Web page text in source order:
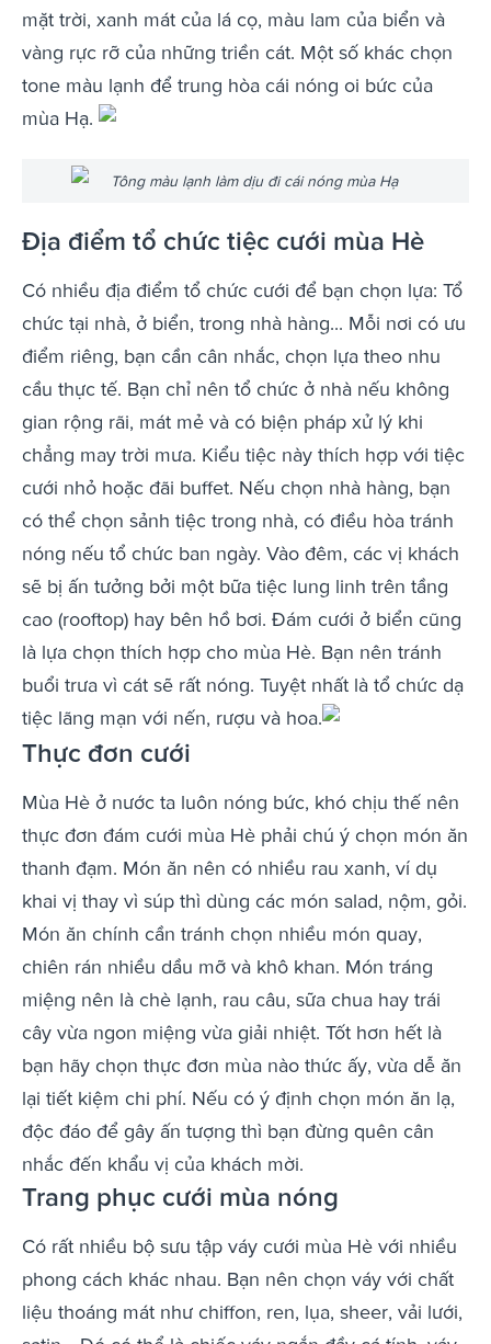
mặt trời, xanh mát của lá cọ, màu lam của biển và
vàng rực rỡ của những triền cát. Một số khác chọn
tone màu lạnh để trung hòa cái nóng oi bức của
mùa Hạ.
Tông màu lạnh làm dịu đi cái nóng mùa Hạ
Địa điểm tổ chức tiệc cưới mùa Hè
Có nhiều địa điểm tổ chức cưới để bạn chọn lựa: Tổ
chức tại nhà, ở biển, trong nhà hàng... Mỗi nơi có ưu
điểm riêng, bạn cần cân nhắc, chọn lựa theo nhu
cầu thực tế. Bạn chỉ nên tổ chức ở nhà nếu không
gian rộng rãi, mát mẻ và có biện pháp xử lý khi
chẳng may trời mưa. Kiểu tiệc này thích hợp với tiệc
cưới nhỏ hoặc đãi buffet. Nếu chọn nhà hàng, bạn
có thể chọn sảnh tiệc trong nhà, có điều hòa tránh
nóng nếu tổ chức ban ngày. Vào đêm, các vị khách
sẽ bị ấn tưởng bởi một bữa tiệc lung linh trên tầng
cao (rooftop) hay bên hồ bơi. Đám cưới ở biển cũng
là lựa chọn thích hợp cho mùa Hè. Bạn nên tránh
buổi trưa vì cát sẽ rất nóng. Tuyệt nhất là tổ chức dạ
tiệc lãng mạn với nến, rượu và hoa.
Thực đơn cưới
Mùa Hè ở nước ta luôn nóng bức, khó chịu thế nên
thực đơn đám cưới mùa Hè phải chú ý chọn món ăn
thanh đạm. Món ăn nên có nhiều rau xanh, ví dụ
khai vị thay vì súp thì dùng các món salad, nộm, gỏi.
Món ăn chính cần tránh chọn nhiều món quay,
chiên rán nhiều dầu mỡ và khô khan. Món tráng
miệng nên là chè lạnh, rau câu, sữa chua hay trái
cây vừa ngon miệng vừa giải nhiệt. Tốt hơn hết là
bạn hãy chọn thực đơn mùa nào thức ấy, vừa dễ ăn
lại tiết kiệm chi phí. Nếu có ý định chọn món ăn lạ,
độc đáo để gây ấn tượng thì bạn đừng quên cân
nhắc đến khẩu vị của khách mời.
Trang phục cưới mùa nóng
Có rất nhiều bộ sưu tập váy cưới mùa Hè với nhiều
phong cách khác nhau. Bạn nên chọn váy với chất
liệu thoáng mát như chiffon, ren, lụa, sheer, vải lưới,